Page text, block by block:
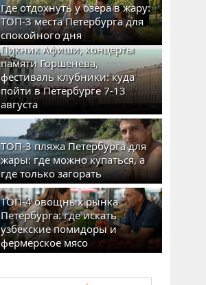
Где отдохнуть у озера в жару:
ТОП-3 места Петербурга для
спокойного дня
Пикник Афиши, концерты
памяти Горшенева,
фестиваль клубники: куда
пойти в Петербурге 7-13
августа
ТОП-3 пляжа Петербурга для
жары: где можно купаться, а
где только загорать
ТОП-4 овощных рынка
Петербурга: где искать
узбекские помидоры и
фермерское мясо